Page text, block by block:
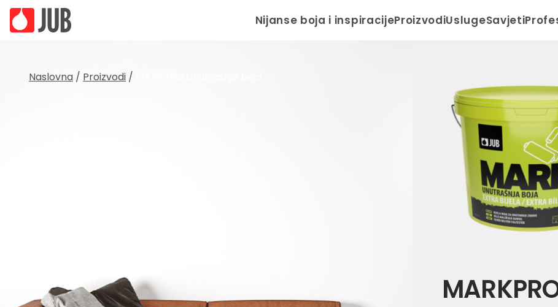
Nijanse boja i inspiracijeProizvodiUslugeSavjeti
Naslovna / Proizvodi /